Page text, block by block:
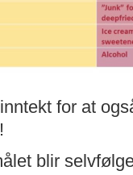
for at
blir